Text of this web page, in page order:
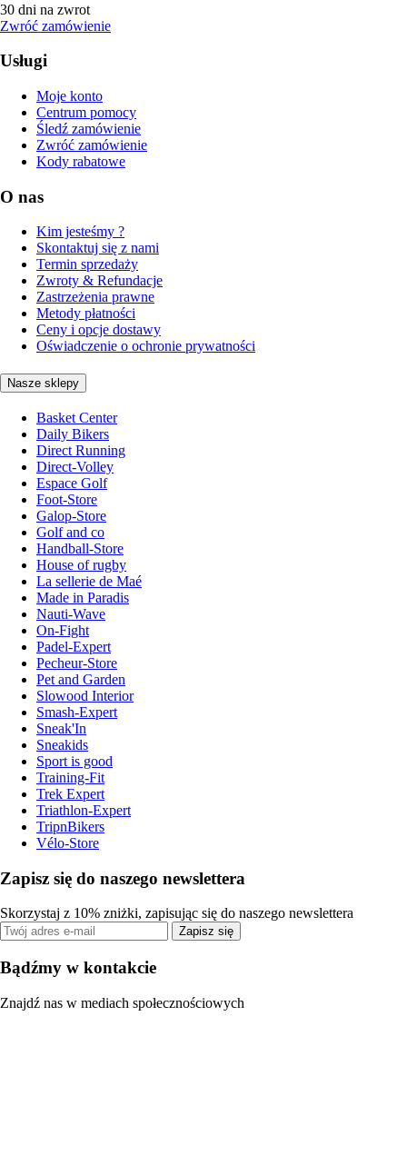
30 dni na zwrot
Zwróć zamówienie
Usługi
Moje konto
Centrum pomocy
Śledź zamówienie
Zwróć zamówienie
Kody rabatowe
O nas
Kim jesteśmy ?
Skontaktuj się z nami
Termin sprzedaży
Zwroty & Refundacje
Zastrzeżenia prawne
Metody płatności
Ceny i opcje dostawy
Oświadczenie o ochronie prywatności
Nasze sklepy
Basket Center
Daily Bikers
Direct Running
Direct-Volley
Espace Golf
Foot-Store
Galop-Store
Golf and co
Handball-Store
House of rugby
La sellerie de Maé
Made in Paradis
Nauti-Wave
On-Fight
Padel-Expert
Pecheur-Store
Pet and Garden
Slowood Interior
Smash-Expert
Sneak'In
Sneakids
Sport is good
Training-Fit
Trek Expert
Triathlon-Expert
TripnBikers
Vélo-Store
Zapisz się do naszego newslettera
Skorzystaj z 10% zniżki, zapisując się do naszego newslettera
Zapisz się
Bądźmy w kontakcie
Znajdź nas w mediach społecznościowych